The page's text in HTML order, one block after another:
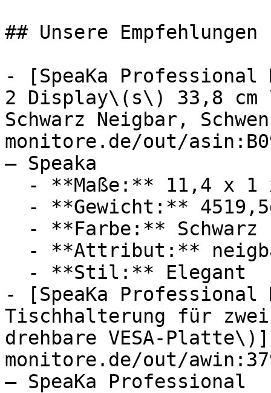
## Unsere Empfehlungen
- [SpeaKa Professional
2 Display\(s\) 33,8
Schwarz Neigbar,
monitore.de/out/
— Speaka
- [SpeaKa Professional
Tischhalterung für
drehbare VESA-
monitore.de/out/
— SpeaKa Professional